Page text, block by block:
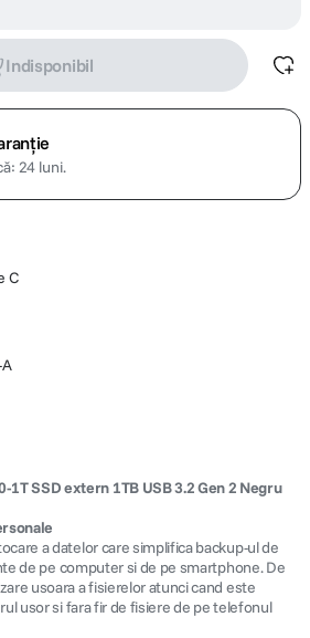
Indisponibil
24 luni.
C
SSD extern 1TB USB 3.2 Gen 2 Negru
a datelor care simplifica backup-ul de
de pe computer si de pe smartphone. De
usoara a fisierelor atunci cand este
usor si fara fir de fisiere de pe telefonul